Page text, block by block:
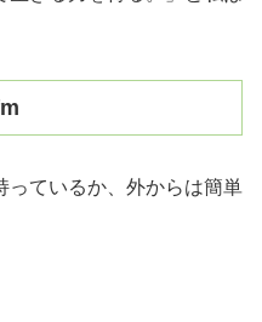
っているか、外からは簡単